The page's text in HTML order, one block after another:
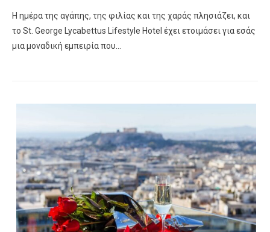
Η ημέρα της αγάπης, της φιλίας και της χαράς πλησιάζει, και
το St. George Lycabettus Lifestyle Hotel έχει ετοιμάσει για εσάς
μια μοναδική εμπειρία που…